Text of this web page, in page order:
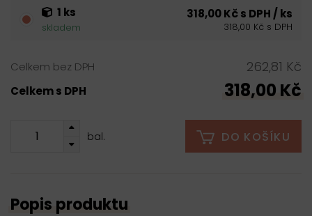
1 ks
skladem
318,00 Kč s DPH / ks
318,00 Kč s DPH
Celkem bez DPH 262,81 Kč
Celkem s DPH 318,00 Kč
bal. DO KOŠÍKU
Popis produktu